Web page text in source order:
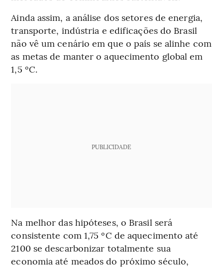
Ainda assim, a análise dos setores de energia,
transporte, indústria e edificações do Brasil
não vê um cenário em que o país se alinhe com
as metas de manter o aquecimento global em
1,5 ºC.
PUBLICIDADE
Na melhor das hipóteses, o Brasil será
consistente com 1,75 ºC de aquecimento até
2100 se descarbonizar totalmente sua
economia até meados do próximo século,